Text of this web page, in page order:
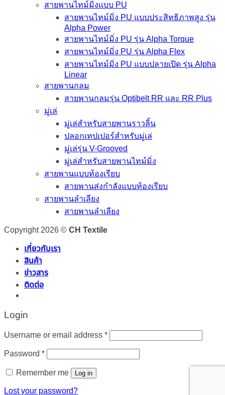
สายพานไทม์มิ่งแบบ PU
สายพานไทม์มิ่ง PU แบบประสิทธิภาพสูง รุ่น
Alpha Power
สายพานไทม์มิ่ง PU รุ่น Alpha Torque
สายพานไทม์มิ่ง PU รุ่น Alpha Flex
สายพานไทม์มิ่ง PU แบบปลายเปิด รุ่น Alpha
Linear
สายพานกลม
สายพานกลมรุ่น Optibelt RR และ RR Plus
มู่เล่
มู่เล่สำหรับสายพานราวลิ้น
ปลอกเทปเปอร์สำหรับมู่เล่
มู่เล่รุ่น V-Grooved
มู่เล่สำหรับสายพานไทม์มิ่ง
สายพานแบบท้องเรียบ
สายพานส่งกำลังแบบท้องเรียบ
สายพานลำเลียง
สายพานลำเลียง
Copyright 2026 © CH Textile
เกี่ยวกับเรา
สินค้า
ข่าวสาร
ติดต่อ
Login
Username or email address *Required
Password *Required
Remember me Log in
Lost your password?